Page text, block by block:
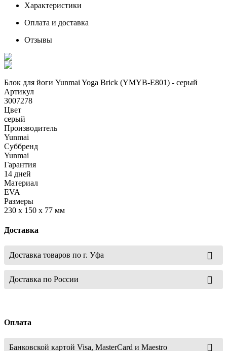
Характеристики
Оплата и доставка
Отзывы
Блок для йоги Yunmai Yoga Brick (YMYB-E801) - серый
Артикул
3007278
Цвет
серый
Производитель
Yunmai
Суббренд
Yunmai
Гарантия
14 дней
Материал
EVA
Размеры
230 x 150 x 77 мм
Доставка
Доставка товаров по г. Уфа
Доставка по России
Оплата
Банковской картой Visa, MasterCard и Maestro